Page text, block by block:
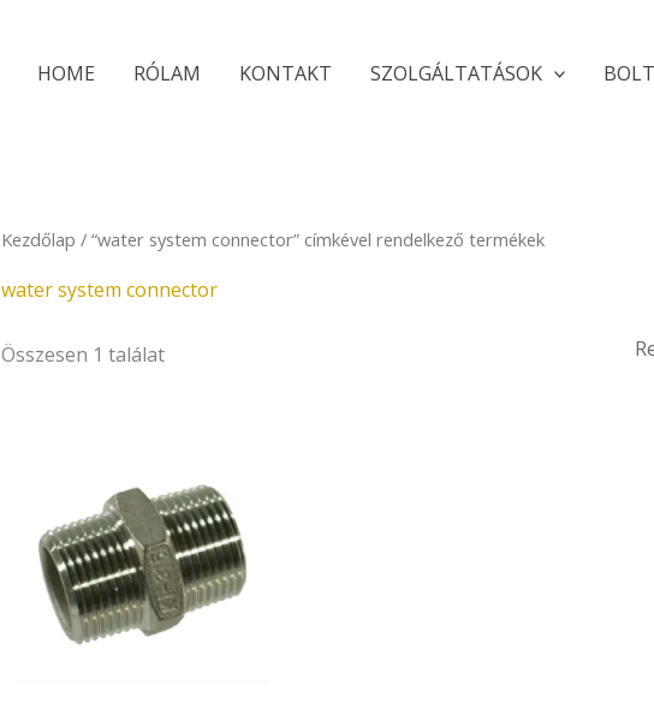
HOME RÓLAM KONTAKT SZOLGÁLTATÁSOK BOLT
Kezdőlap / “water system connector” címkével rendelkező termékek
water system connector
Összesen 1 találat